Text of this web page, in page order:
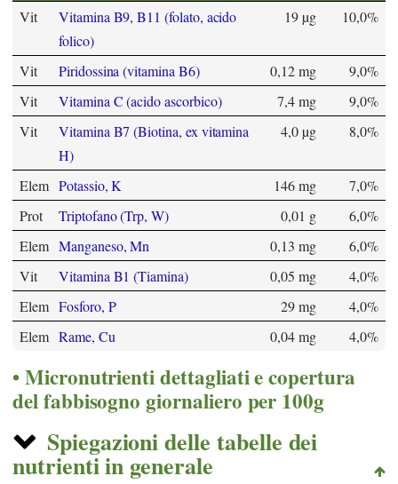
Vit
Vitamina B9, B11 (folato, acido
folico)
19 µg 10,0%
Vit Piridossina (vitamina B6) 0,12 mg
9,0%
Vit
Vitamina C (acido ascorbico) 7,4 mg
9,0%
Vit
Vitamina B7 (Biotina, ex vitamina
H)
4,0 µg 8,0%
Elem Potassio, K 146 mg
7,0%
Prot
Triptofano (Trp, W) 0,01 g
6,0%
Elem Manganeso, Mn 0,13 mg
6,0%
Vit
Vitamina B1 (Tiamina) 0,05 mg
4,0%
Elem Fosforo, P 29 mg
4,0%
Elem Rame, Cu 0,04 mg 4,0%
Micronutrienti dettagliati e copertura
del fabbisogno giornaliero per 100g
Spiegazioni delle tabelle dei
nutrienti in generale